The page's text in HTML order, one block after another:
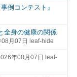
例コンテスト』
全身の健康の関係
08月07日 leaf-hide
年08月07日 leaf-